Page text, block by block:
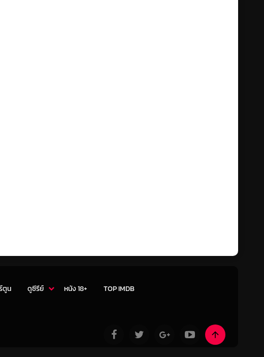
ตูน ดูซีรีย์ หนัง 18+ TOP IMDB